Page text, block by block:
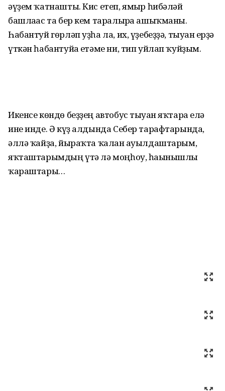
әүҙем ҡатнашты. Кис етеп, ямғыр һибәләй
башлағас та бер кем таралырға ашыҡманы.
Һабантуй гөрләп уҙһа ла, их, үҙебеҙҙә, тыуған ерҙә
үткән һабантуйға етәме ни, тип уйлап ҡуйҙым.
Икенсе көндө беҙҙең автобус тыуған яҡтарға елә
ине инде. Ә күҙ алдында Себер тарафтарында,
әллә ҡайҙа, йыраҡта ҡалған ауылдаштарым,
яҡташтарымдың үтә лә моңһоу, һағынышлы
ҡараштары…